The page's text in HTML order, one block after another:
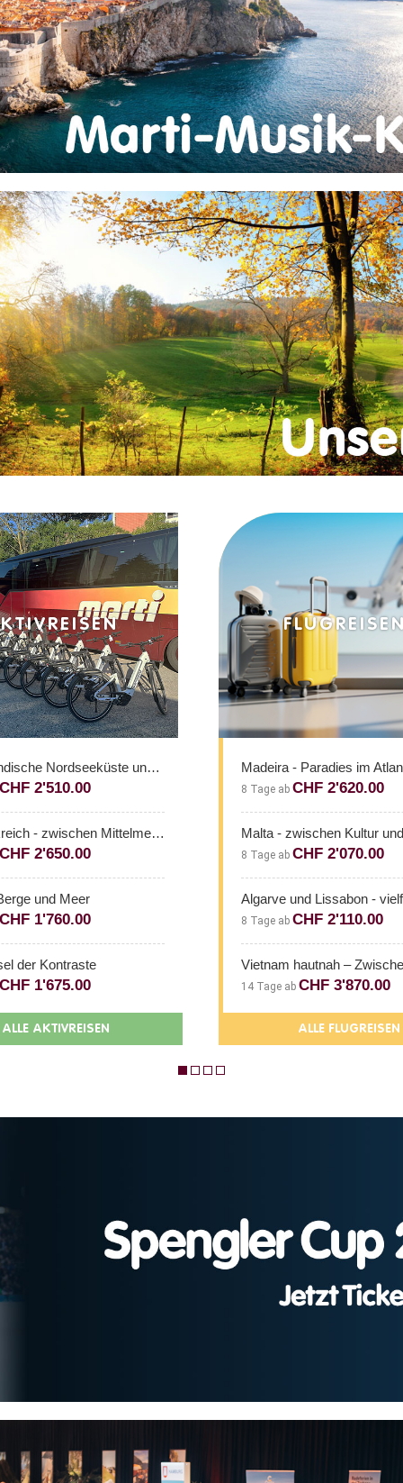
FLUGREISEN
- Paradies im Atlantik
CHF 2'620.00
Malta - zwischen Kultur und Küstenzauber
CHF 2'070.00
CHF 2'110.00
abCHF 3'870.00
ALLE FLUGREISEN
Miami Park, Aparthotel,
7 Tage abCHF 657.00
ZEL Costa Brava, Tossa
7 Tage abCHF 1'042.00
Astoria Park, Lloret de
7 Tage abCHF 643.00
GHT Maritim, Calella
7 Tage abCHF 678.00
ALLE